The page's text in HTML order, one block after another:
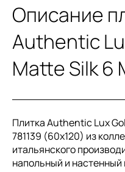
Описание
Authentic
Matte Silk 6
Плитка Authentic Lux
781139 (60x120) из
итальянского
напольный и